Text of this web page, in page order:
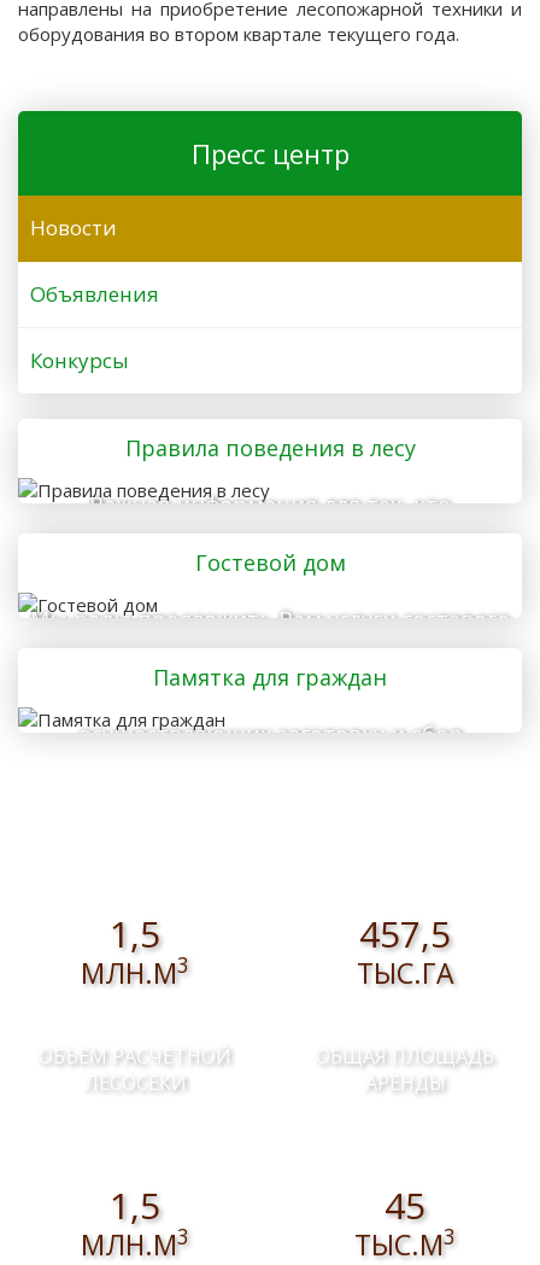
направлены на приобретение лесопожарной техники и
оборудования во втором квартале текущего года.
Пресс центр
Новости
Объявления
Конкурсы
Правила поведения в лесу
Важная информация для тех, кто
отправляется в лес
Гостевой дом
Мы рады предложить Вам услуги гостевого
дома
Памятка для граждан
осуществляющих заготовку и сбор
1,5
МЛН.М3
ОБЪЕМ РАСЧЕТНОЙ
ЛЕСОСЕКИ
457,5
ТЫС.ГА
ОБЩАЯ ПЛОЩАДЬ
АРЕНДЫ
1,5
МЛН.М3
45
ТЫС.М3